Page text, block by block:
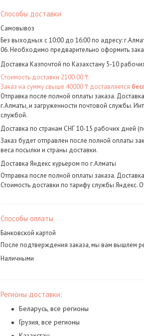
Способы доставки
Самовывоз
Без выходных с 10:00 до 16:00 по адресу:
06. Необходимо предварительно оформить
Доставка Казпочтой по Казахстану 5-10
Стоимость доставки 2100.00 ₸.
Заказ на сумму свыше 40000 ₸ доставляется
Отправка после полной оплаты заказа.
г.Алматы, и загруженности почтовой службы.
службой.
Доставка по странам СНГ 10-15 рабочих дней
Заказ будет отправлен после полной оплаты
веса посылки и страны доставки.
Доставка Яндекс курьером по г.Алматы
Отправка после полной оплаты заказа.
Стоимость доставки по тарифу службы Яндекс.
Способы оплаты
Банковской картой
После подтверждения заказа, мы вам вышлем
Наличными
Регионы доставки:
Беларусь, все регионы
Грузия, все регионы